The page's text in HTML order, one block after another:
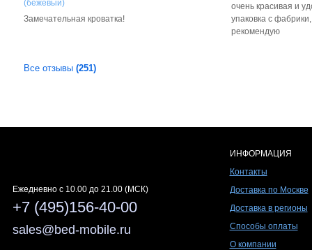
(бежевый)
Замечательная кроватка!
очень красивая и
упаковка с
рекомендую
Все отзывы (251)
Ежедневно c 10.00 до 21.00 (МСК)
+7 (495)156-40-00
sales@bed-mobile.ru
ИНФОРМАЦИЯ
Контакты
Доставка по Москве
Доставка в регионы
Способы оплаты
О компании